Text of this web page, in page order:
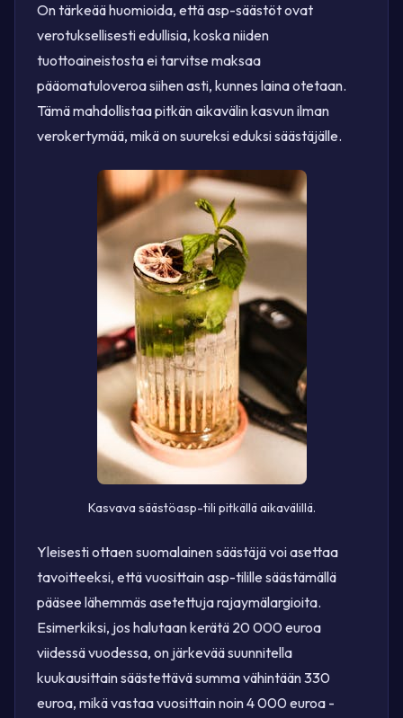
On tärkeää huomioida, että asp-säästöt ovat
verotuksellisesti edullisia, koska niiden
tuottoaineistosta ei tarvitse maksaa
pääomatuloveroa siihen asti, kunnes laina otetaan.
Tämä mahdollistaa pitkän aikavälin kasvun ilman
verokertymää, mikä on suureksi eduksi säästäjälle.
Kasvava säästöasp-tili pitkällä aikavälillä.
Yleisesti ottaen suomalainen säästäjä voi asettaa
tavoitteeksi, että vuosittain asp-tilille säästämällä
pääsee lähemmäs asetettuja rajaymälargioita.
Esimerkiksi, jos halutaan kerätä 20 000 euroa
viidessä vuodessa, on järkevää suunnitella
kuukausittain säästettävä summa vähintään 330
euroa, mikä vastaa vuosittain noin 4 000 euroa -